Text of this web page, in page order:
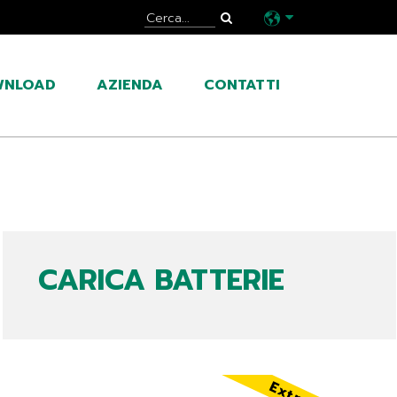
AZIENDA CONTATTI
CARICA BATTERIE